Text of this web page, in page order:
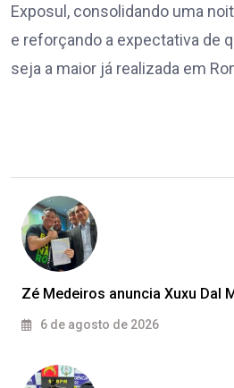
Exposul, consolidando uma
e reforçando a expectativa de
seja a maior já realizada em
Zé Medeiros anuncia Xuxu Dal
6 de agosto de 2026